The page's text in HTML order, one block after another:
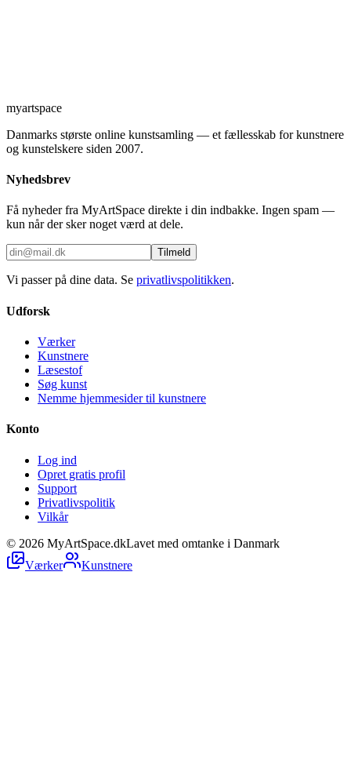
myartspace
Danmarks største online kunstsamling — et fællesskab for kunstnere
og kunstelskere siden 2007.
Nyhedsbrev
Få nyheder fra MyArtSpace direkte i din indbakke. Ingen spam —
kun når der sker noget værd at dele.
Tilmeld
Vi passer på dine data. Se privatlivspolitikken.
Udforsk
Værker
Kunstnere
Læsestof
Søg kunst
Nemme hjemmesider til kunstnere
Konto
Log ind
Opret gratis profil
Support
Privatlivspolitik
Vilkår
© 2026 MyArtSpace.dkLavet med omtanke i Danmark
Værker
Kunstnere